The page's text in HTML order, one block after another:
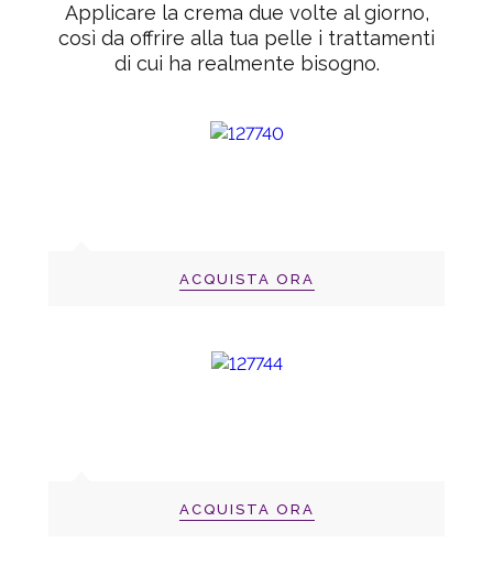
Applicare la crema due volte al giorno,
così da offrire alla tua pelle i trattamenti
di cui ha realmente bisogno.
ACQUISTA ORA
ACQUISTA ORA